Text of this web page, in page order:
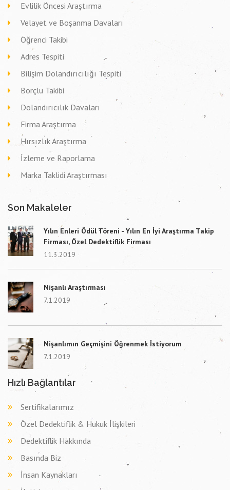
Evlilik Öncesi Araştırma
Velayet ve Boşanma Davaları
Öğrenci Takibi
Adres Tespiti
Bilişim Dolandırıcılığı Tespiti
Borçlu Takibi
Dolandırıcılık Davaları
Firma Araştırma
Hırsızlık Araştırma
İzleme ve Raporlama
Marka Taklidi Araştırması
Son Makaleler
Yılın Enleri Ödül Töreni - Yılın En İyi Araştırma Takip
Firması, Özel Dedektiflik Firması
11.3.2019
Nişanlı Araştırması
7.1.2019
Nişanlımın Geçmişini Öğrenmek İstiyorum
7.1.2019
Hızlı Bağlantılar
Sertifikalarımız
Özel Dedektiflik & Hukuk İlişkileri
Dedektiflik Hakkında
Basında Biz
İnsan Kaynakları